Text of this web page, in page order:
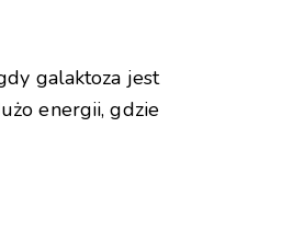
galaktoza jest
energii, gdzie